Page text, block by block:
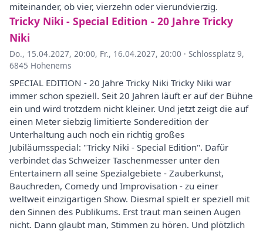
miteinander, ob vier, vierzehn oder vierundvierzig.
Tricky Niki - Special Edition - 20 Jahre Tricky
Niki
Do., 15.04.2027, 20:00, Fr., 16.04.2027, 20:00 · Schlossplatz 9,
6845 Hohenems
SPECIAL EDITION - 20 Jahre Tricky Niki Tricky Niki war
immer schon speziell. Seit 20 Jahren läuft er auf der Bühne
ein und wird trotzdem nicht kleiner. Und jetzt zeigt die auf
einen Meter siebzig limitierte Sonderedition der
Unterhaltung auch noch ein richtig großes
Jubiläumsspecial: "Tricky Niki - Special Edition". Dafür
verbindet das Schweizer Taschenmesser unter den
Entertainern all seine Spezialgebiete - Zauberkunst,
Bauchreden, Comedy und Improvisation - zu einer
weltweit einzigartigen Show. Diesmal spielt er speziell mit
den Sinnen des Publikums. Erst traut man seinen Augen
nicht. Dann glaubt man, Stimmen zu hören. Und plötzlich